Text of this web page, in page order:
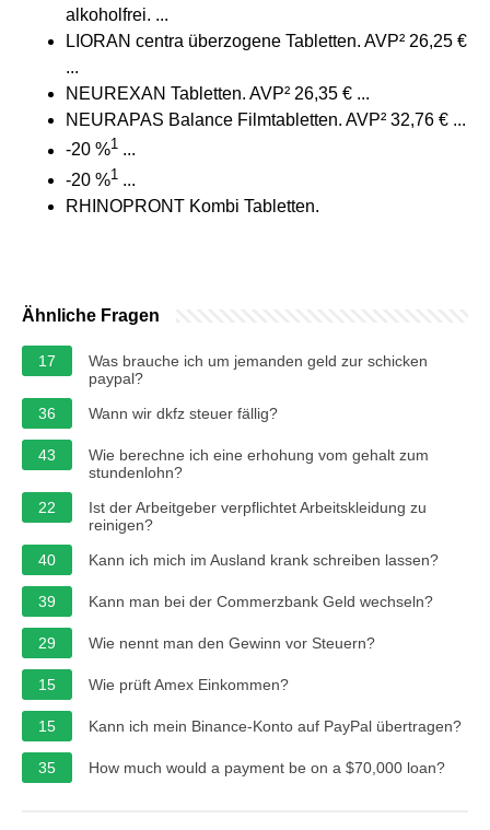
alkoholfrei. ...
LIORAN centra überzogene Tabletten. AVP² 26,25 €
...
NEUREXAN Tabletten. AVP² 26,35 € ...
NEURAPAS Balance Filmtabletten. AVP² 32,76 € ...
-20 %1 ...
-20 %1 ...
RHINOPRONT Kombi Tabletten.
Ähnliche Fragen
17
Was brauche ich um jemanden geld zur schicken
paypal?
36
Wann wir dkfz steuer fällig?
43
Wie berechne ich eine erhohung vom gehalt zum
stundenlohn?
22
Ist der Arbeitgeber verpflichtet Arbeitskleidung zu
reinigen?
40
Kann ich mich im Ausland krank schreiben lassen?
39 Kann man bei der Commerzbank Geld wechseln?
29 Wie nennt man den Gewinn vor Steuern?
15 Wie prüft Amex Einkommen?
15 Kann ich mein Binance-Konto auf PayPal übertragen?
35 How much would a payment be on a $70,000 loan?